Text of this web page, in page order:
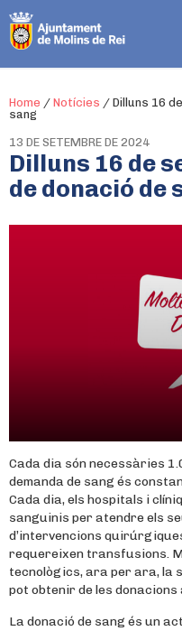
Home / Notícies / Dilluns 16
sang
13 DE SETEMBRE DE 2024
Dilluns 16 de
de donació de
Cada dia són necessàries
demanda de sang és
Cada dia, els hospitals i
sanguinis per atendre els
d’intervencions
requereixen transfusions.
tecnològics, ara per ara, la
pot obtenir de les
La donació de sang és un